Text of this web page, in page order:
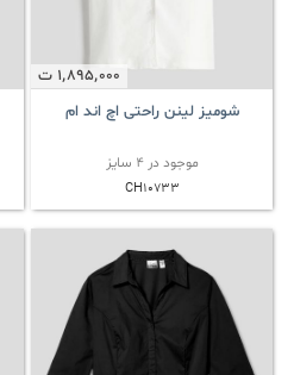
1٬895٬000 ت
شومیز لینن راحتی اچ اند ام
موجود در 4 سایز
CH10733